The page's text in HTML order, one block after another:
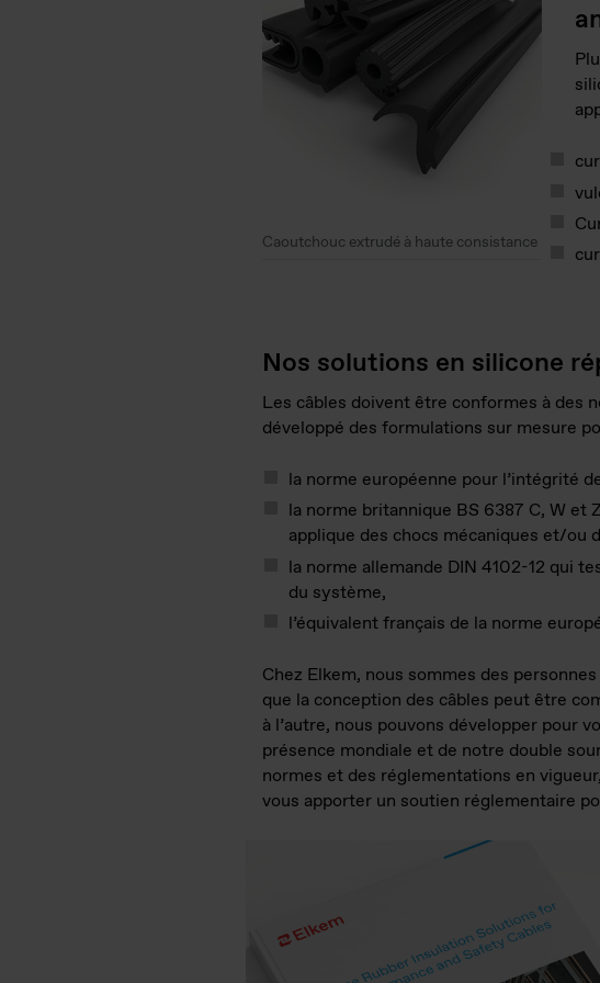
Caoutchouc extrudé à haute consistance
Nos solutions en silicone
Les câbles doivent être conformes à des
développé des formulations sur mesure
la norme européenne pour l’intégrité
la norme britannique BS 6387 C, W
applique des chocs mécaniques et/ou
la norme allemande DIN 4102-12 qui
du système,
l’équivalent français de la norme
Chez Elkem, nous sommes des
que la conception des câbles peut être
à l’autre, nous pouvons développer pour
présence mondiale et de notre double
normes et des réglementations en
vous apporter un soutien réglementaire